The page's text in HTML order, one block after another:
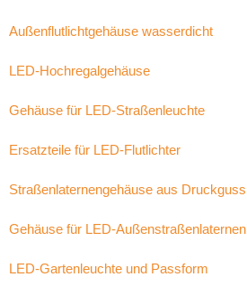
Außenflutlichtgehäuse wasserdicht
LED-Hochregalgehäuse
Gehäuse für LED-Straßenleuchte
Ersatzteile für LED-Flutlichter
Straßenlaternengehäuse aus Druckguss
Gehäuse für LED-Außenstraßenlaternen
LED-Gartenleuchte und Passform